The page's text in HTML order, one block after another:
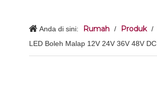
Anda di sini: Rumah / Produk /
LED Boleh Malap 12V 24V 36V 48V DC